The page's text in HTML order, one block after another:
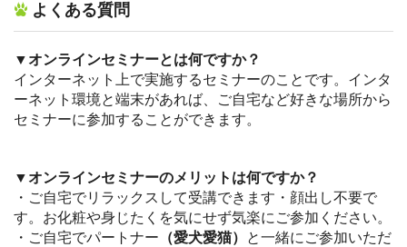
よくある質問
▼オンラインセミナーとは何ですか？
インターネット上で実施するセミナーのことです。インタ
ーネット環境と端末があれば、ご自宅など好きな場所から
セミナーに参加することができます。
▼オンラインセミナーのメリットは何ですか？
・ご自宅でリラックスして受講できます・顔出し不要で
す。お化粧や身じたくを気にせず気楽にご参加ください。
・ご自宅でパートナー （愛犬愛猫）
と一緒にご参加いただ